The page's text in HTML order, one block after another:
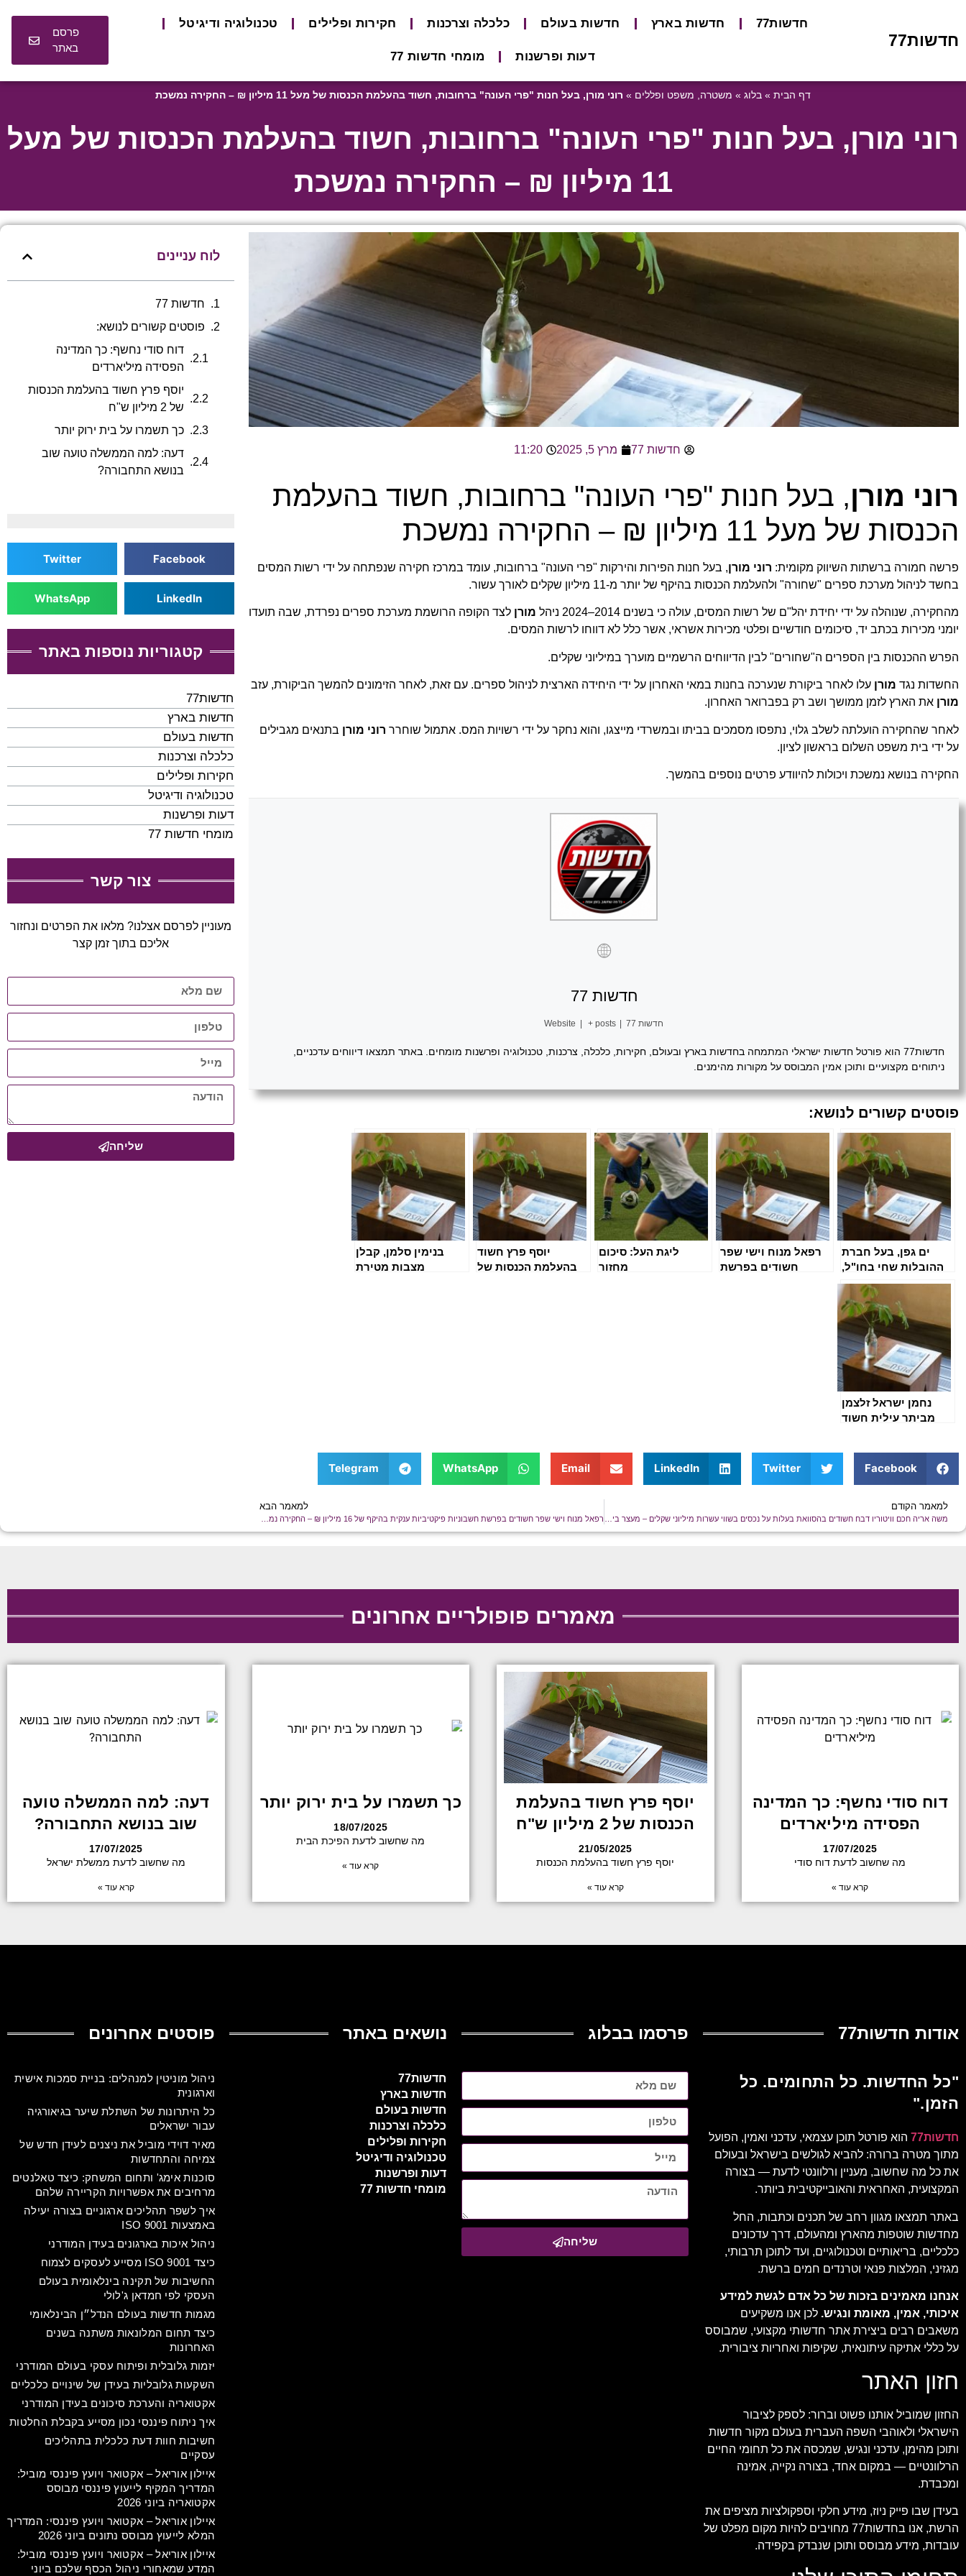
חדשות77
חדשות77 חדשות בארץ חדשות בעולם כלכלה וצרכנות חקירות ופלילים טכנולוגיה ודיגיטל
דעות ופרשנות מומחי חדשות 77
פרסם
באתר
דף הבית » בלוג » משטרה, משפט ופללים » רוני מורן, בעל חנות "פרי העונה" ברחובות, חשוד בהעלמת הכנסות של מעל 11 מיליון ₪ – החקירה נמשכת
רוני מורן, בעל חנות "פרי העונה" ברחובות, חשוד בהעלמת הכנסות של מעל
11 מיליון ₪ – החקירה נמשכת
חדשות 77 מרץ 5, 2025 11:20
רוני מורן, בעל חנות "פרי העונה" ברחובות, חשוד בהעלמת
הכנסות של מעל 11 מיליון ₪ – החקירה נמשכת
פרשה חמורה ברשתות השיווק מקומית: רוני מורן, בעל חנות הפירות והירקות "פרי העונה" ברחובות, עומד במרכז חקירה שנפתחה על ידי רשות המסים
בחשד לניהול מערכת ספרים "שחורה" ולהעלמת הכנסות בהיקף של יותר מ-11 מיליון שקלים לאורך עשור.
מהחקירה, שנוהלה על ידי יחידת יהל"ם של רשות המסים, עולה כי בשנים 2014–2024 ניהל מורן לצד הקופה הרושמת מערכת ספרים נפרדת, שבה תועדו
יומני מכירות בכתב יד, סיכומים חודשיים ופלטי מכירות אשראי, אשר כלל לא דווחו לרשות המסים.
הפרש ההכנסות בין הספרים ה"שחורים" לבין הדיווחים הרשמיים מוערך במיליוני שקלים.
החשדות נגד מורן עלו לאחר ביקורת שנערכה בחנות במאי האחרון על ידי היחידה הארצית לניהול ספרים. עם זאת, לאחר הזימונים להמשך הביקורת, עזב
מורן את הארץ לזמן ממושך ושב רק בפברואר האחרון.
לאחר שהחקירה הועלתה לשלב גלוי, נתפסו מסמכים בביתו ובמשרדי מייצגו, והוא נחקר על ידי רשויות המס. אתמול שוחרר רוני מורן בתנאים מגבילים
על ידי בית משפט השלום בראשון לציון.
החקירה בנושא נמשכת ויכולות להיוודע פרטים נוספים בהמשך.
חדשות 77
חדשות 77 Website + posts
חדשות77 הוא פורטל חדשות ישראלי המתמחה בחדשות בארץ ובעולם, חקירות, כלכלה, צרכנות, טכנולוגיה ופרשנות מומחים. באתר תמצאו דיווחים עדכניים,
ניתוחים מקצועיים ותוכן אמין המבוסס על מקורות מהימנים.
פוסטים קשורים לנושא:
ים גפן, בעל חברת
ההובלות שחי בחו"ל,
חשוד בהעלמת
הכנסות של 8 מיליון
ש"ח ומסמכים כוזבים
רפאל מנוח וישי שפר
חשודים בפרשת
ליגת העל: סיכום
מחזור
יוסף פרץ חשוד
בהעלמת הכנסות של
בנימין סלמן, קבלן
מצבות מטירת
נחמן ישראל זלצמן
מביתר עילית חשוד
Facebook
Twitter
LinkedIn
Email
WhatsApp
Telegram
למאמר הקודם למאמר הבא
לוח עניינים
חדשות 77
פוסטים קשורים לנושא:
דוח סודי נחשף: כך המדינה
הפסידה מיליארדים
יוסף פרץ חשוד בהעלמת הכנסות
של 2 מיליון ש"ח
כך תשמרו על בית ירוק יותר
דעה: למה הממשלה טועה שוב
בנושא התחבורה?
Facebook
Twitter
LinkedIn
WhatsApp
קטגוריות נוספות באתר
חדשות77
חדשות בארץ
חדשות בעולם
כלכלה וצרכנות
חקירות ופלילים
טכנולוגיה ודיגיטל
דעות ופרשנות
מומחי חדשות 77
צור קשר
מעוניין לפרסם אצלנו? מלאו את הפרטים ונחזור
אליכם בתוך זמן קצר
שליחה
מאמרים פופולריים אחרונים
דוח סודי נחשף: כך המדינה
הפסידה מיליארדים
17/07/2025
מה שחשוב לדעת דוח סודי
קרא עוד »
יוסף פרץ חשוד בהעלמת
הכנסות של 2 מיליון ש"ח
21/05/2025
יוסף פרץ חשוד בהעלמת הכנסות
קרא עוד »
כך תשמרו על בית ירוק יותר
18/07/2025
מה שחשוב לדעת הפיכת הבית
קרא עוד »
דעה: למה הממשלה טועה
שוב בנושא התחבורה?
17/07/2025
מה שחשוב לדעת ממשלת ישראל
קרא עוד »
אודות חדשות77
"כל החדשות. כל התחומים. כל
הזמן."
חדשות77
הוא פורטל תוכן עצמאי, עדכני ואמין, הפועל
מתוך מטרה ברורה: להביא לגולשים בישראל ובעולם
את כל מה שחשוב, מעניין ורלוונטי לדעת — בצורה
המקצועית, האחראית והאובייקטיבית ביותר.
באתר תמצאו מגוון רחב של תכנים וכתבות, החל
מחדשות שוטפות מהארץ ומהעולם, דרך עדכונים
כלכליים, בריאותיים וטכנולוגיים, ועד לתוכן תרבותי,
מגזיני, המלצות פנאי וטרנדים חמים ברשת.
אנחנו מאמינים בזכות של כל אדם לגשת למידע
איכותי, אמין, מאומת ונגיש. לכן אנו משקיעים
משאבים רבים ביצירת אתר חדשותי מקצועי, שמבוסס
על כללי אתיקה עיתונאית, שקיפות ואחריות ציבורית.
חזון האתר
החזון שמוביל אותנו פשוט וברור: לספק לציבור
הישראלי ולאוהבי השפה העברית בעולם מקור חדשות
ותוכן מהימן, עדכני ונגיש, שמכסה את כל תחומי החיים
הרלוונטיים — במקום אחד, בצורה נקייה, אמינה
ומכבדת.
בעידן שבו פייק ניוז, מידע חלקי וספקולציות מציפים את
הרשת, אנו בחדשות77 מחויבים להיות מקום מפלט של
עובדות, מידע מבוסס ותוכן שנבדק בקפידה.
פרסמו בבלוג
שליחה
נושאים באתר
חדשות77
חדשות בארץ
חדשות בעולם
כלכלה וצרכנות
חקירות ופלילים
טכנולוגיה ודיגיטל
דעות ופרשנות
מומחי חדשות 77
פוסטים אחרונים
ניהול מוניטין למנהלים: בניית סמכות אישית
וארגונית
כל היתרונות של השתלת שיער בגיאורגיה
עבור ישראלים
מאיר דוידי מוביל את ניצנים לעידן חדש של
צמיחה והתחדשות
סוכנות אימג' ותחום המשחק: כיצד טאלנטים
מרחיבים את אפשרויות הקריירה שלהם
איך לשפר תהליכים ארגוניים בצורה יעילה
באמצעות ISO 9001
ניהול איכות בארגונים בעידן המודרני
כיצד ISO 9001 מסייע לעסקים לצמוח
החשיבות של תקינה בינלאומית בעולם
העסקי לפי חמדאן ג'לולי
מגמות חדשות בעולם הנדל״ן הבינלאומי
כיצד תחום המלונאות משתנה בשנים
האחרונות
יזמות גלובלית ופיתוח עסקי בעולם המודרני
השקעות גלובליות בעידן של שינויים כלכליים
אקטואריה והערכת סיכונים בעידן המודרני
איך ניתוח פיננסי נכון מסייע בקבלת החלטות
חשיבות חוות דעת כלכלית בתהליכים
עסקיים
איילון אוריאל – אקטואר ויועץ פיננסי מוביל:
המדריך המקיף לייעוץ פיננסי מבוסס
אקטואריה ביוני 2026
איילון אוריאל – אקטואר ויועץ פיננסי: המדריך
המלא לייעוץ מבוסס נתונים ביוני 2026
איילון אוריאל – אקטואר ויועץ פיננסי מוביל:
המדע שמאחורי ניהול הכסף שלכם ביוני